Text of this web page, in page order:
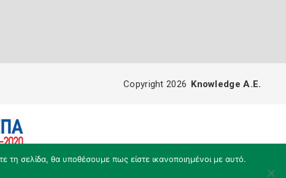
τη σελίδα, θα υποθέσουμε πως είστε ικανοποιημένοι με αυτό.
Copyright 2026 Knowledge A.E.